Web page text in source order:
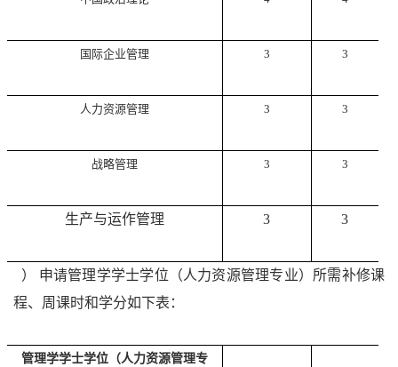
国际企业管理 3 3
人力资源管理 3 3
战略管理 3 3
生产与运作管理 3 3
）
申请管理学学士学位（人力资源管理专业）所需补修课
程、周课时和学分如下表：
管理学学士学位（人力资源管理专